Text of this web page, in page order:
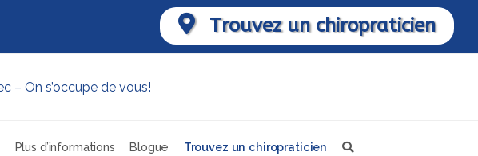
Trouvez un chiropraticien
Plus d’informations Blogue Trouvez un chiropraticien